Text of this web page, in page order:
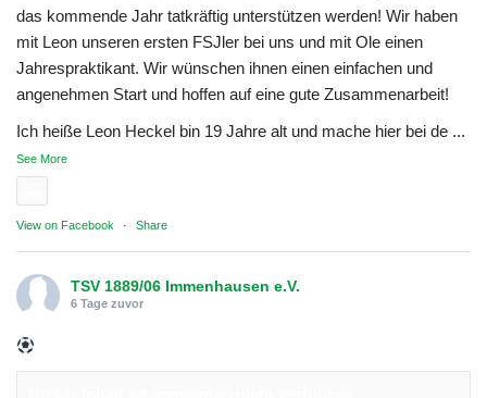
das kommende Jahr tatkräftig unterstützen werden! Wir haben
mit Leon unseren ersten FSJler bei uns und mit Ole einen
Jahrespraktikant. Wir wünschen ihnen einen einfachen und
angenehmen Start und hoffen auf eine gute Zusammenarbeit!
Ich heiße Leon Heckel bin 19 Jahre alt und mache hier bei de ...
See More
View on Facebook · Share
TSV 1889/06 Immenhausen e.V.
6 Tage zuvor